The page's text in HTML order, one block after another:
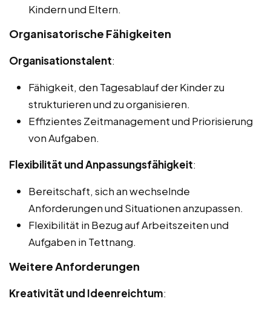
Kindern und Eltern.
Organisatorische Fähigkeiten
Organisationstalent:
Fähigkeit, den Tagesablauf der Kinder zu
strukturieren und zu organisieren.
Effizientes Zeitmanagement und Priorisierung
von Aufgaben.
Flexibilität und Anpassungsfähigkeit:
Bereitschaft, sich an wechselnde
Anforderungen und Situationen anzupassen.
Flexibilität in Bezug auf Arbeitszeiten und
Aufgaben in Tettnang.
Weitere Anforderungen
Kreativität und Ideenreichtum: